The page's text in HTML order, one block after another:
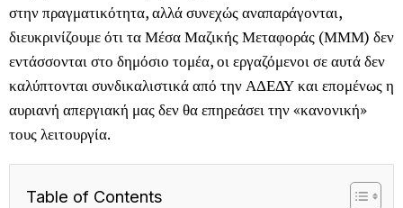
στην πραγματικότητα, αλλά συνεχώς αναπαράγονται,
διευκρινίζουμε ότι τα Μέσα Μαζικής Μεταφοράς (ΜΜΜ) δεν
εντάσσονται στο δημόσιο τομέα, οι εργαζόμενοι σε αυτά δεν
καλύπτονται συνδικαλιστικά από την ΑΔΕΔΥ και επομένως η
αυριανή απεργιακή μας δεν θα επηρεάσει την «κανονική»
τους λειτουργία.
Table of Contents